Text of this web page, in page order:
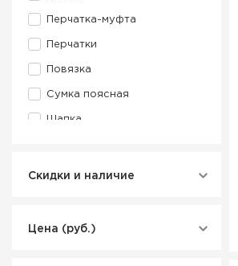
Перчатка-муфта
Перчатки
Повязка
Сумка поясная
Шапка
Скидки и наличие
Цена (руб.)